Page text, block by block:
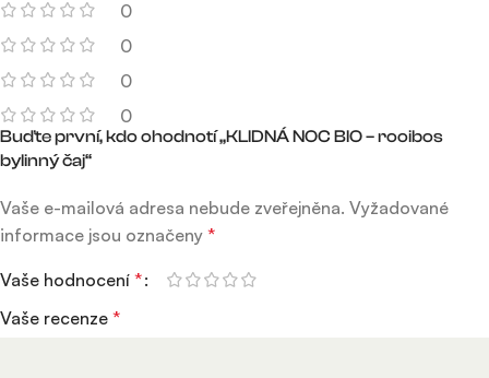
0
0
0
0
Buďte první, kdo ohodnotí „KLIDNÁ NOC BIO – rooibos
bylinný čaj“
Vaše e-mailová adresa nebude zveřejněna. Vyžadované
informace jsou označeny *
Vaše hodnocení *
Vaše recenze *